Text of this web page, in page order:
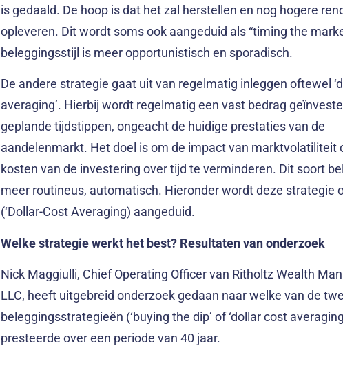
is gedaald. De hoop is dat het zal herstellen en nog hogere
opleveren. Dit wordt soms ook aangeduid als “timing the
beleggingsstijl is meer opportunistisch en sporadisch.
De andere strategie gaat uit van regelmatig inleggen oftewel
averaging’. Hierbij wordt regelmatig een vast bedrag
geplande tijdstippen, ongeacht de huidige prestaties van de
aandelenmarkt. Het doel is om de impact van marktvolatiliteit
kosten van de investering over tijd te verminderen. Dit soort
meer routineus, automatisch. Hieronder wordt deze strategie
(‘Dollar-Cost Averaging) aangeduid.
Welke strategie werkt het best? Resultaten van onderzoek
Nick Maggiulli, Chief Operating Officer van Ritholtz Wealth
LLC, heeft uitgebreid onderzoek gedaan naar welke van de
beleggingsstrategieën (‘buying the dip’ of ‘dollar cost
presteerde over een periode van 40 jaar.